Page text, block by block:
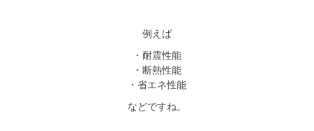
例えば
・耐震性能
・断熱性能
・省エネ性能
などですね。